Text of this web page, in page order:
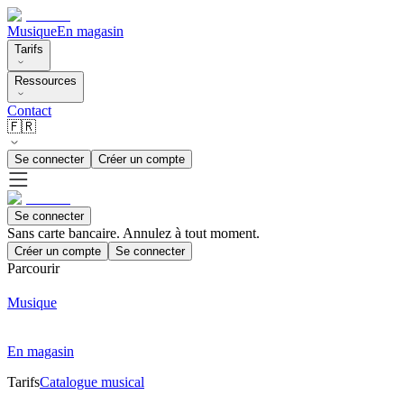
MusiqueEn magasin
Tarifs
Ressources
Contact
🇫🇷
Se connecter Créer un compte
Se connecter
Sans carte bancaire. Annulez à tout moment.
Créer un compte Se connecter
Parcourir
Musique
En magasin
TarifsCatalogue musical